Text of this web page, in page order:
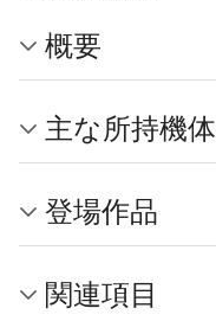
概要
主な所持機体
登場作品
関連項目